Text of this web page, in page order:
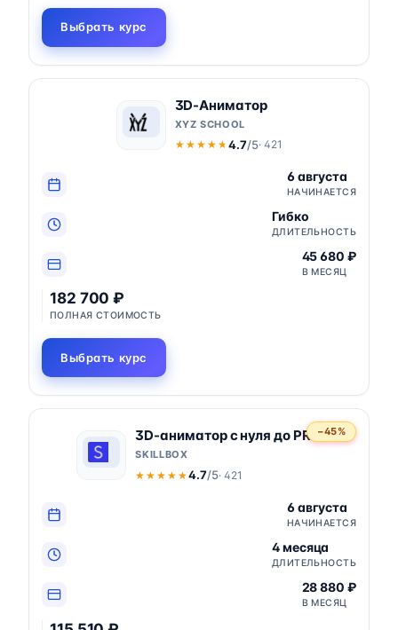
Выбрать курс
3D-Аниматор
XYZ SCHOOL
★★★★★
★★★★★ 4.7/5· 421
6 августа
НАЧИНАЕТСЯ
Гибко
ДЛИТЕЛЬНОСТЬ
45 680 ₽
В МЕСЯЦ
182 700 ₽
ПОЛНАЯ СТОИМОСТЬ
Выбрать курс
−45%
3D-аниматор с нуля до PRO
SKILLBOX
★★★★★
★★★★★4.7/5· 421
6 августа
НАЧИНАЕТСЯ
4 месяца
ДЛИТЕЛЬНОСТЬ
28 880 ₽
В МЕСЯЦ